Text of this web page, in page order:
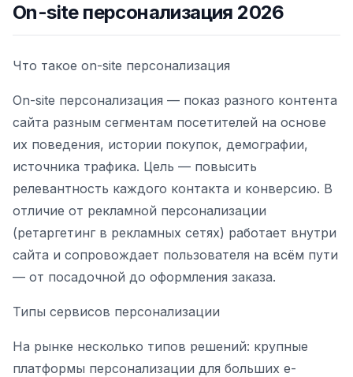
On-site персонализация 2026
Что такое on-site персонализация
On-site персонализация — показ разного контента
сайта разным сегментам посетителей на основе
их поведения, истории покупок, демографии,
источника трафика. Цель — повысить
релевантность каждого контакта и конверсию. В
отличие от рекламной персонализации
(ретаргетинг в рекламных сетях) работает внутри
сайта и сопровождает пользователя на всём пути
— от посадочной до оформления заказа.
Типы сервисов персонализации
На рынке несколько типов решений: крупные
платформы персонализации для больших e-